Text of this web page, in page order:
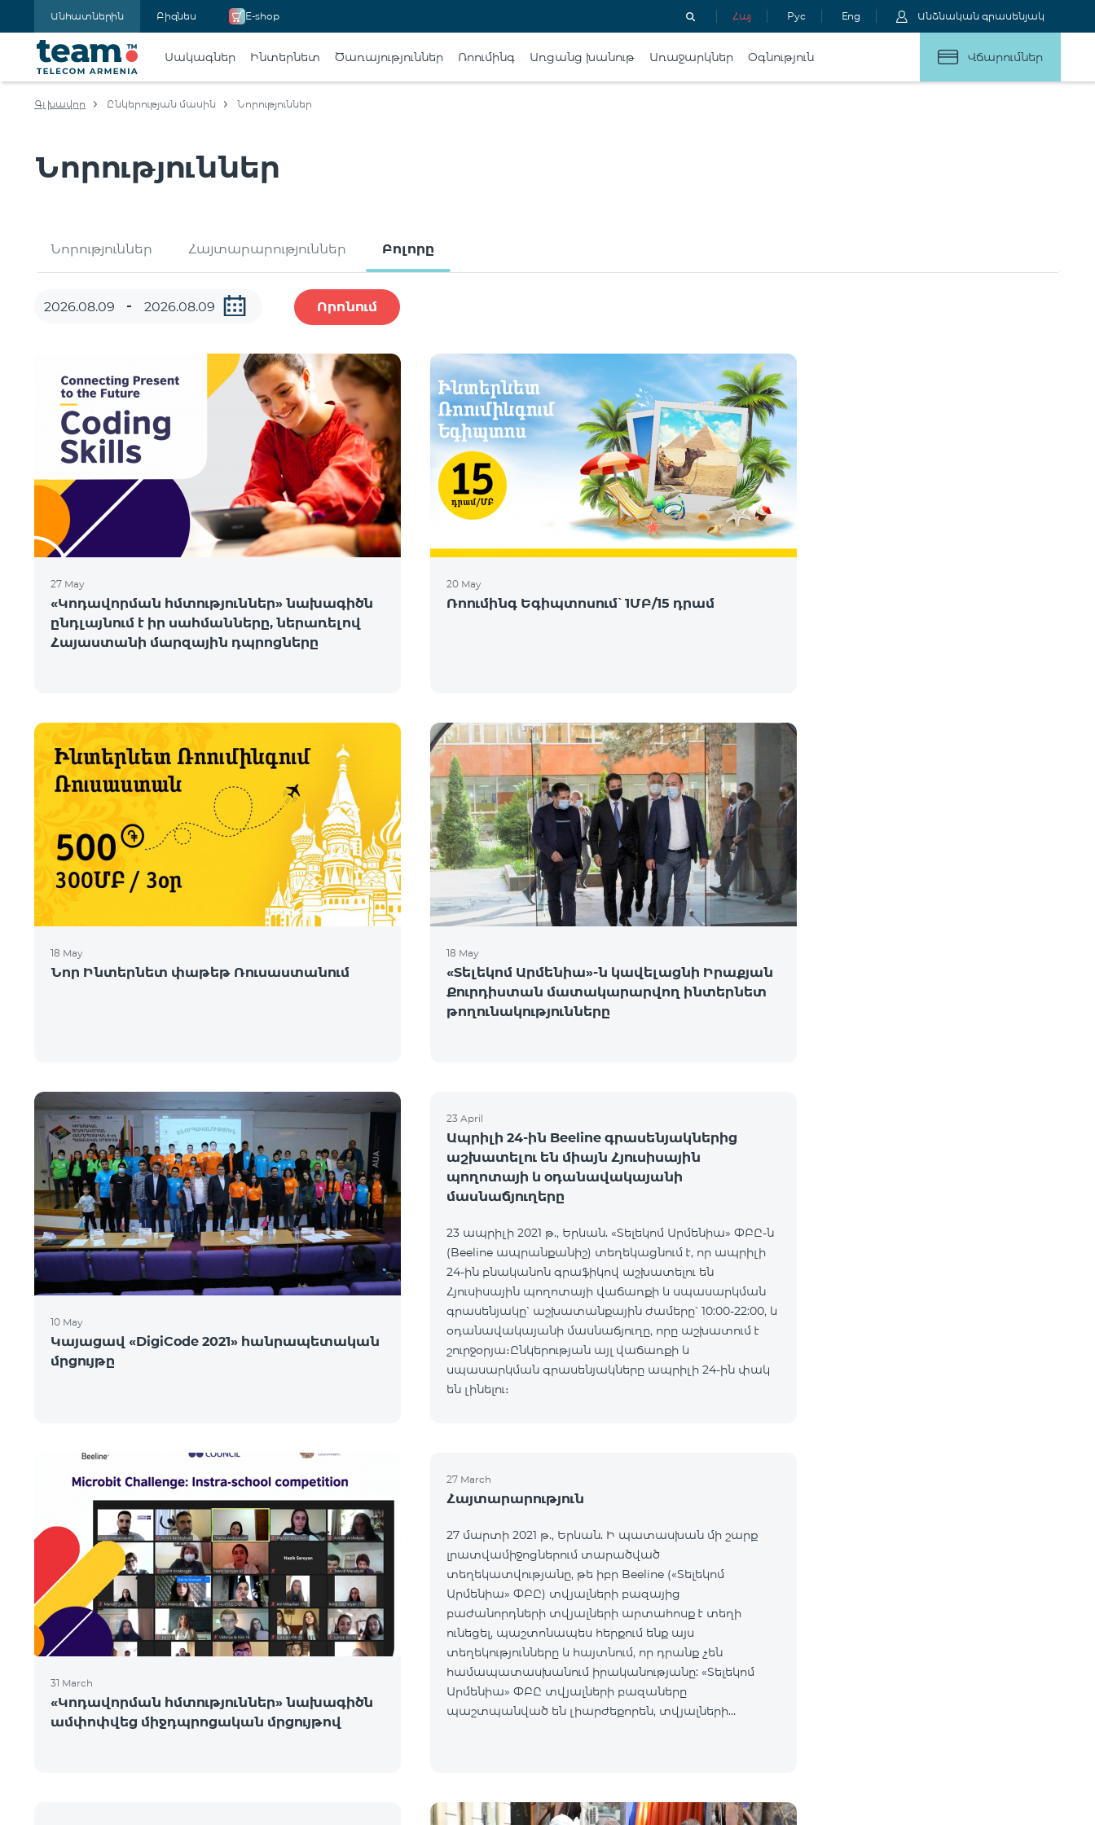
Անհատներին Բիզնես E-shop Հայ Рус Eng Անձնական գրասենյակ
Սակագներ Ինտերնետ Ծառայություններ Ռոումինգ Առցանց խանութ Առաջարկներ Օգնություն Վճարումներ
Գլխավոր Ընկերության մասին Նորություններ
Նորություններ
Նորություններ Հայտարարություններ Բոլորը
Որոնում
27 May
«Կոդավորման հմտություններ» նախագիծն
ընդլայնում է իր սահմանները, ներառելով
Հայաստանի մարզային դպրոցները
20 May
Ռոումինգ Եգիպտոսում՝ 1ՄԲ/15 դրամ
18 May
Նոր Ինտերնետ փաթեթ Ռուսաստանում
18 May
«Տելեկոմ Արմենիա»-ն կավելացնի Իրաքյան
Քուրդիստան մատակարարվող ինտերնետ
թողունակությունները
10 May
Կայացավ «DigiCode 2021» հանրապետական
մրցույթը
23 April
Ապրիլի 24-ին Beeline գրասենյակներից
աշխատելու են միայն Հյուսիսային
պողոտայի և օդանավակայանի
մասնաճյուղերը
23 ապրիլի 2021 թ., Երևան. «Տելեկոմ Արմենիա» ՓԲԸ-ն
(Beeline ապրանքանիշ) տեղեկացնում է, որ ապրիլի
24-ին բնականոն գրաֆիկով աշխատելու են
Հյուսիսային պողոտայի վաճառքի և սպասարկման
գրասենյակը՝ աշխատանքային ժամերը՝ 10:00-22:00, և
օդանավակայանի մասնաճյուղը, որը աշխատում է
շուրջօրյա։Ընկերության այլ վաճառքի և
սպասարկման գրասենյակները ապրիլի 24-ին փակ
են լինելու։
31 March
«Կոդավորման հմտություններ» նախագիծն
ամփոփվեց միջդպրոցական մրցույթով
27 March
Հայտարարություն
27 մարտի 2021 թ., Երևան. Ի պատասխան մի շարք
լրատվամիջոցներում տարածված
տեղեկատվությանը, թե իբր Beeline («Տելեկոմ
Արմենիա» ՓԲԸ) տվյալների բազայից
բաժանորդների տվյալների արտահոսք է տեղի
ունեցել, պաշտոնապես հերքում ենք այս
տեղեկությունները և հայտնում, որ դրանք չեն
համապատասխանում իրականությանը: «Տելեկոմ
Արմենիա» ՓԲԸ տվյալների բազաները
պաշտպանված են լիարժեքորեն, տվյալների